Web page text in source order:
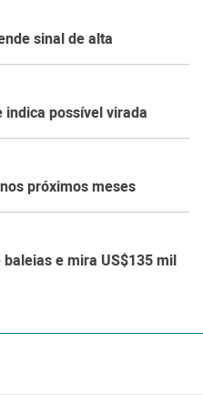
sinal de alta
possível virada
próximos meses
e mira US$135 mil